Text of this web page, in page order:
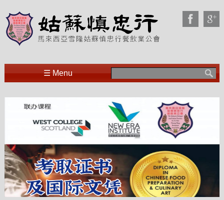
Search
for:
☰ Menu